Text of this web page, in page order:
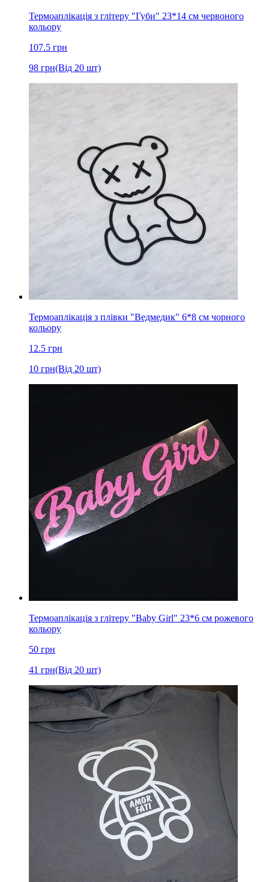
Термоаплікація з глітеру "Губи" 23*14 см червоного
кольору
107.5 грн
98 грн(Від 20 шт)
Термоаплікація з плівки "Ведмедик" 6*8 cм чорного
кольору
12.5 грн
10 грн(Від 20 шт)
Термоаплікація з глітеру "Baby Girl" 23*6 см рожевого
кольору
50 грн
41 грн(Від 20 шт)